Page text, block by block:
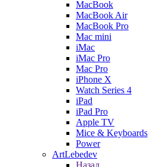
MacBook
MacBook Air
MacBook Pro
Mac mini
iMac
iMac Pro
Mac Pro
iPhone X
Watch Series 4
iPad
iPad Pro
Apple TV
Mice & Keyboards
Power
ArtLebedev
Назад